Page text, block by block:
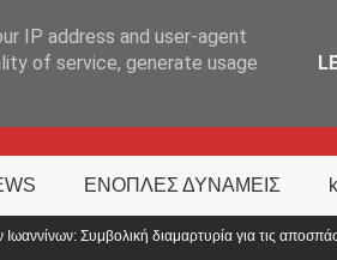
ΕΝΟΠΛΕΣ ΔΥΝΑΜΕΙΣ
για τις αποσπάσεις – «Η Ελλάδα δεν είναι μόνο
IP address and user-agent
of service, generate usage